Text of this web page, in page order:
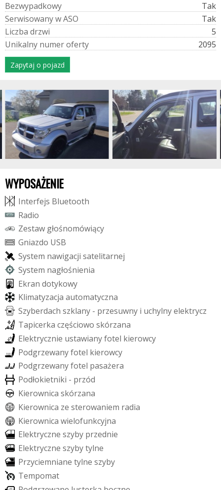
Bezwypadkowy
Tak
SerwisowanywASO
Tak
Liczba drzwi
5
Unikalny numeroferty 2095
Zapytaj o pojazd
WYPOSAŻENIE
Interfejs Bluetooth
Radio
Zestaw głośnomówiący
Gniazdo USB
System nawigacji satelitarnej
System nagłośnienia
Ekran dotykowy
Klimatyzacja automatyczna
Szyberdach szklany - przesuwny i uchylnyelektrycz
Tapicerka częściowo skórzana
Elektrycznie ustawianyfotel kierowcy
Podgrzewanyfotel kierowcy
Podgrzewanyfotel pasażera
Podłokietniki - przód
Kierownica skórzana
Kierownica ze sterowaniem radia
Kierownica wielofunkcyjna
Elektryczne szyby przednie
Elektryczne szybytylne
Przyciemniane tylne szyby
Tempomat